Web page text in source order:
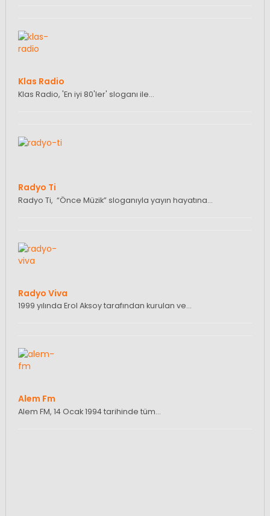
Klas Radio
Klas Radio, 'En iyi 80'ler' sloganı ile…
Radyo Ti
Radyo Ti, “Önce Müzik” sloganıyla yayın hayatına…
Radyo Viva
1999 yılında Erol Aksoy tarafından kurulan ve…
Alem Fm
Alem FM, 14 Ocak 1994 tarihinde tüm…